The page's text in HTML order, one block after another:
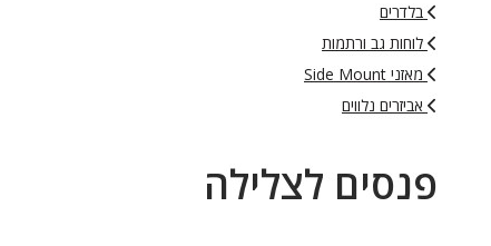
בלדרים
לוחות גב ורתמות
מאזני Side Mount
אביזרים נלווים
פנסים לצלילה